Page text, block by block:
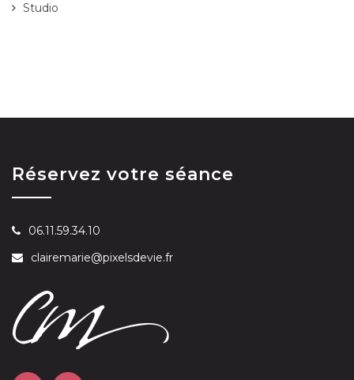
Studio
Réservez votre séance
06.11.59.34.10
clairemarie@pixelsdevie.fr